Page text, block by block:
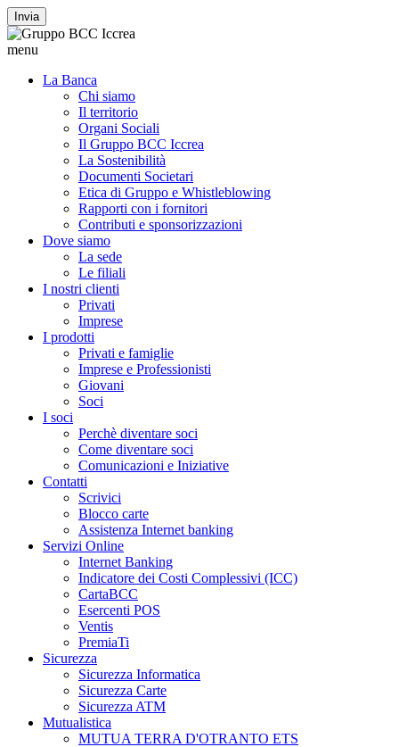
Invia
menu
La Banca
Chi siamo
Il territorio
Organi Sociali
Il Gruppo BCC Iccrea
La Sostenibilità
Documenti Societari
Etica di Gruppo e Whistleblowing
Rapporti con i fornitori
Contributi e sponsorizzazioni
Dove siamo
La sede
Le filiali
I nostri clienti
Privati
Imprese
I prodotti
Privati e famiglie
Imprese e Professionisti
Giovani
Soci
I soci
Perchè diventare soci
Come diventare soci
Comunicazioni e Iniziative
Contatti
Scrivici
Blocco carte
Assistenza Internet banking
Servizi Online
Internet Banking
Indicatore dei Costi Complessivi (ICC)
CartaBCC
Esercenti POS
Ventis
PremiaTi
Sicurezza
Sicurezza Informatica
Sicurezza Carte
Sicurezza ATM
Mutualistica
MUTUA TERRA D'OTRANTO ETS